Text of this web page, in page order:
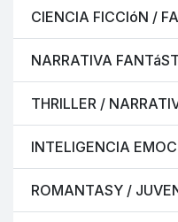
CIENCIA FICCIóN /
NARRATIVA
THRILLER /
INTELIGENCIA
ROMANTASY /